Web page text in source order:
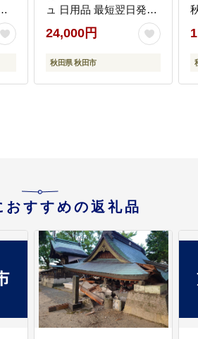
ワ
ュ 日用品 最短翌日発送
[ティッシュ ボックステ
ィッシュ スコッティ
(SCOTTIE) スコッティ
24,000円
秋田県 秋田市
おすすめの返礼品